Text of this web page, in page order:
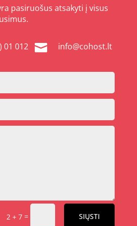
pasiruošus atsakyti į visus
01 012  info@cohost.lt
2 + 7 = SIŲSTI